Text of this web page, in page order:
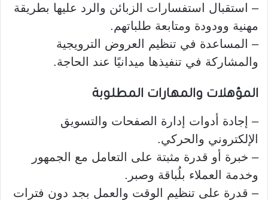
– استقبال استفسارات الزبائن والرد عليها بطريقة
مهنية وودودة ومتابعة طلباتهم.
– المساعدة في تنظيم العروض الترويجية
والمشاركة في تنفيذها ميدانيًا عند الحاجة.
المؤهلات والمهارات المطلوبة
– إجادة أدوات إدارة الصفحات والتسويق
الإلكتروني والحركي.
– خبرة أو قدرة مثبتة على التعامل مع الجمهور
وخدمة العملاء بلُباقة وصبر.
– قدرة على تنظيم الوقت والعمل بجد دون فترات